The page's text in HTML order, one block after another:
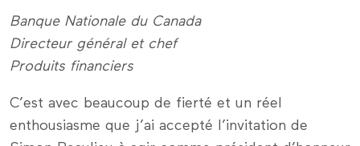
Banque Nationale du Canada
Directeur général et chef
Produits financiers
C’est avec beaucoup de fierté et un réel
enthousiasme que j’ai accepté l’invitation de